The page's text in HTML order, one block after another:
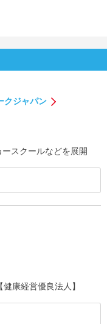
クジャパン
スクールなどを展開
康経営優良法人】